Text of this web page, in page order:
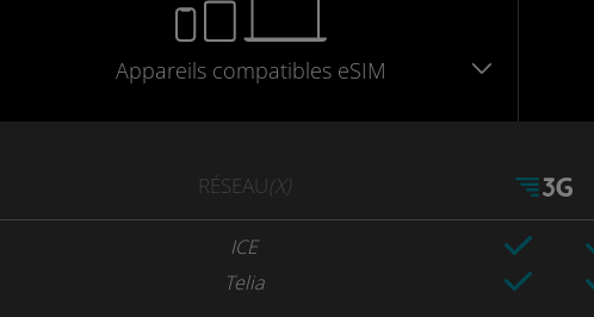
Appareils compatibles eSIM
RÉSEAU(X)
ICE
Telia